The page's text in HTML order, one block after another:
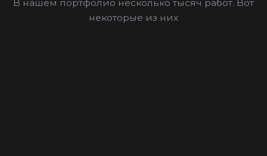
В нашем портфолио несколько тысяч работ. Вот
некоторые из них